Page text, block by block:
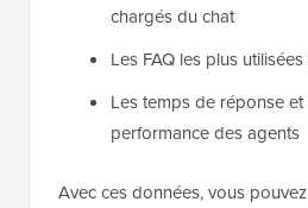
chargés du chat
Les FAQ les plus
Les temps de réponse
performance des agents
Avec ces données, vous